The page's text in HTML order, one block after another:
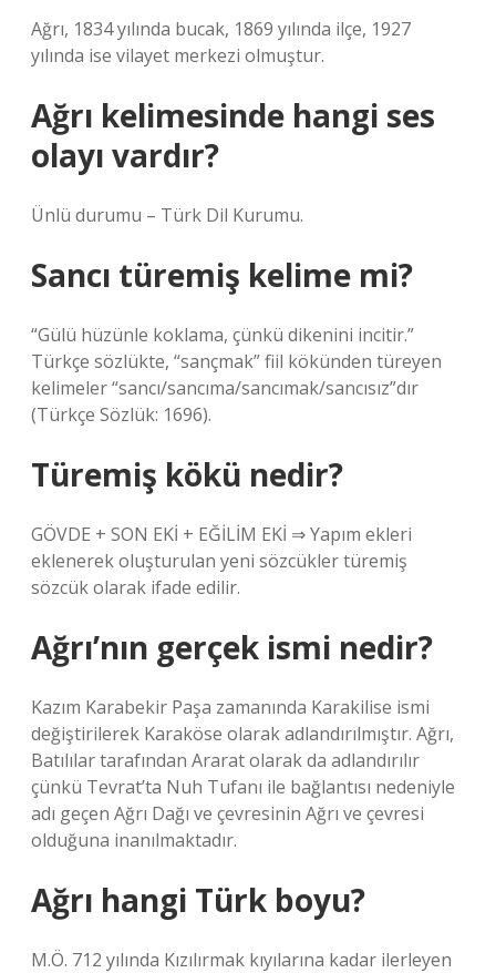
Ağrı, 1834 yılında bucak, 1869 yılında ilçe, 1927
yılında ise vilayet merkezi olmuştur.
Ağrı kelimesinde hangi ses
olayı vardır?
Ünlü durumu – Türk Dil Kurumu.
Sancı türemiş kelime mi?
“Gülü hüzünle koklama, çünkü dikenini incitir.”
Türkçe sözlükte, “sançmak” fiil kökünden türeyen
kelimeler “sancı/sancıma/sancımak/sancısız”dır
(Türkçe Sözlük: 1696).
Türemiş kökü nedir?
GÖVDE + SON EKİ + EĞİLİM EKİ ⇒ Yapım ekleri
eklenerek oluşturulan yeni sözcükler türemiş
sözcük olarak ifade edilir.
Ağrı’nın gerçek ismi nedir?
Kazım Karabekir Paşa zamanında Karakilise ismi
değiştirilerek Karaköse olarak adlandırılmıştır. Ağrı,
Batılılar tarafından Ararat olarak da adlandırılır
çünkü Tevrat’ta Nuh Tufanı ile bağlantısı nedeniyle
adı geçen Ağrı Dağı ve çevresinin Ağrı ve çevresi
olduğuna inanılmaktadır.
Ağrı hangi Türk boyu?
M.Ö. 712 yılında Kızılırmak kıyılarına kadar ilerleyen